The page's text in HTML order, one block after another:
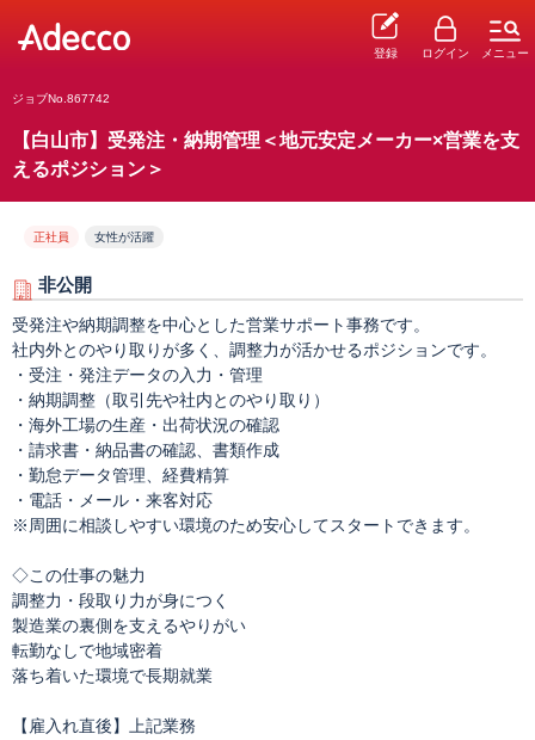
登録 ログイン メニュー
ジョブNo.867742
【白山市】受発注・納期管理＜地元安定メーカー×営業を支
えるポジション＞
正社員 女性が活躍
非公開
受発注や納期調整を中心とした営業サポート事務です。
社内外とのやり取りが多く、調整力が活かせるポジションです。
・受注・発注データの入力・管理
・納期調整（取引先や社内とのやり取り）
・海外工場の生産・出荷状況の確認
・請求書・納品書の確認、書類作成
・勤怠データ管理、経費精算
・電話・メール・来客対応
※周囲に相談しやすい環境のため安心してスタートできます。
◇この仕事の魅力
調整力・段取り力が身につく
製造業の裏側を支えるやりがい
転勤なしで地域密着
落ち着いた環境で長期就業
【雇入れ直後】上記業務